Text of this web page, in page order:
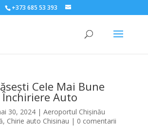
+373 685 53 393
Cele Mai Bune
Auto
30, 2024| Aeroportul Chișinău
, Chirie auto Chisinau | 0 comentarii